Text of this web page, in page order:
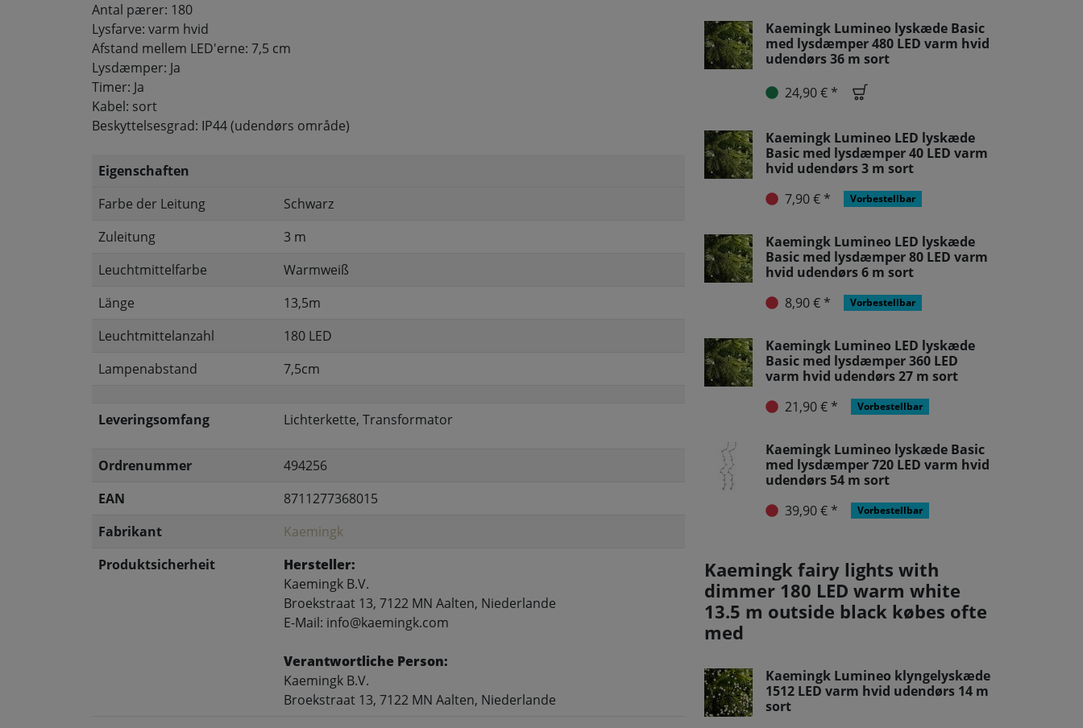
Antal pærer: 180
Lysfarve: varm hvid
Afstand mellem LED'erne: 7,5 cm
Lysdæmper: Ja
Timer: Ja
Kabel: sort
Beskyttelsesgrad: IP44 (udendørs område)
Eigenschaften
Farbe der Leitung
Schwarz
Zuleitung
3 m
Leuchtmittelfarbe
Warmweiß
Länge
13,5m
Leuchtmittelanzahl
180 LED
Lampenabstand
7,5cm
Leveringsomfang Lichterkette, Transformator
Ordrenummer
494256
EAN
8711277368015
Fabrikant
Kaemingk
Produktsicherheit
Hersteller:
Kaemingk B.V.
Broekstraat 13, 7122 MN Aalten, Niederlande
E-Mail: info@kaemingk.com
Verantwortliche Person:
Kaemingk B.V.
Broekstraat 13, 7122 MN Aalten, Niederlande
Kaemingk Lumineo lyskæde Basic
med lysdæmper 480 LED varm hvid
udendørs 36 m sort
24,90 € *
Kaemingk Lumineo LED lyskæde
Basic med lysdæmper 40 LED varm
hvid udendørs 3 m sort
7,90 € *
Vorbestellbar
Kaemingk Lumineo LED lyskæde
Basic med lysdæmper 80 LED varm
hvid udendørs 6 m sort
8,90 € *
Vorbestellbar
Kaemingk Lumineo LED lyskæde
Basic med lysdæmper 360 LED
varm hvid udendørs 27 m sort
21,90 € *
Vorbestellbar
Kaemingk Lumineo lyskæde Basic
med lysdæmper 720 LED varm hvid
udendørs 54 m sort
39,90 € *
Vorbestellbar
Kaemingk fairy lights with
dimmer 180 LED warm white
13.5 m outside black købes ofte
med
Kaemingk Lumineo klyngelyskæde
1512 LED varm hvid udendørs 14 m
sort